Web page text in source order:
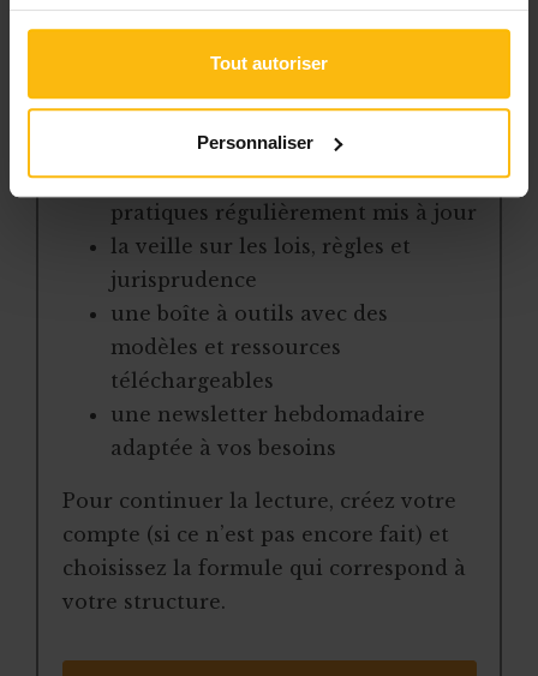
Tout autoriser
Personnaliser
Avec votre abonnement, vous
l’accès libre à l’ensemble des
contenus du site
des articles, dossiers et conseils
pratiques régulièrement mis à jour
la veille sur les lois, règles et
jurisprudence
une boîte à outils avec des
modèles et ressources
téléchargeables
une newsletter hebdomadaire
adaptée à vos besoins
Pour continuer la lecture, créez votre
compte (si ce n’est pas encore fait) et
choisissez la formule qui correspond à
votre structure.